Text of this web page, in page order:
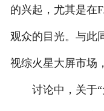
的兴起，尤其是在
观众的目光。与此
视综火星大屏市场
讨论中，关于“